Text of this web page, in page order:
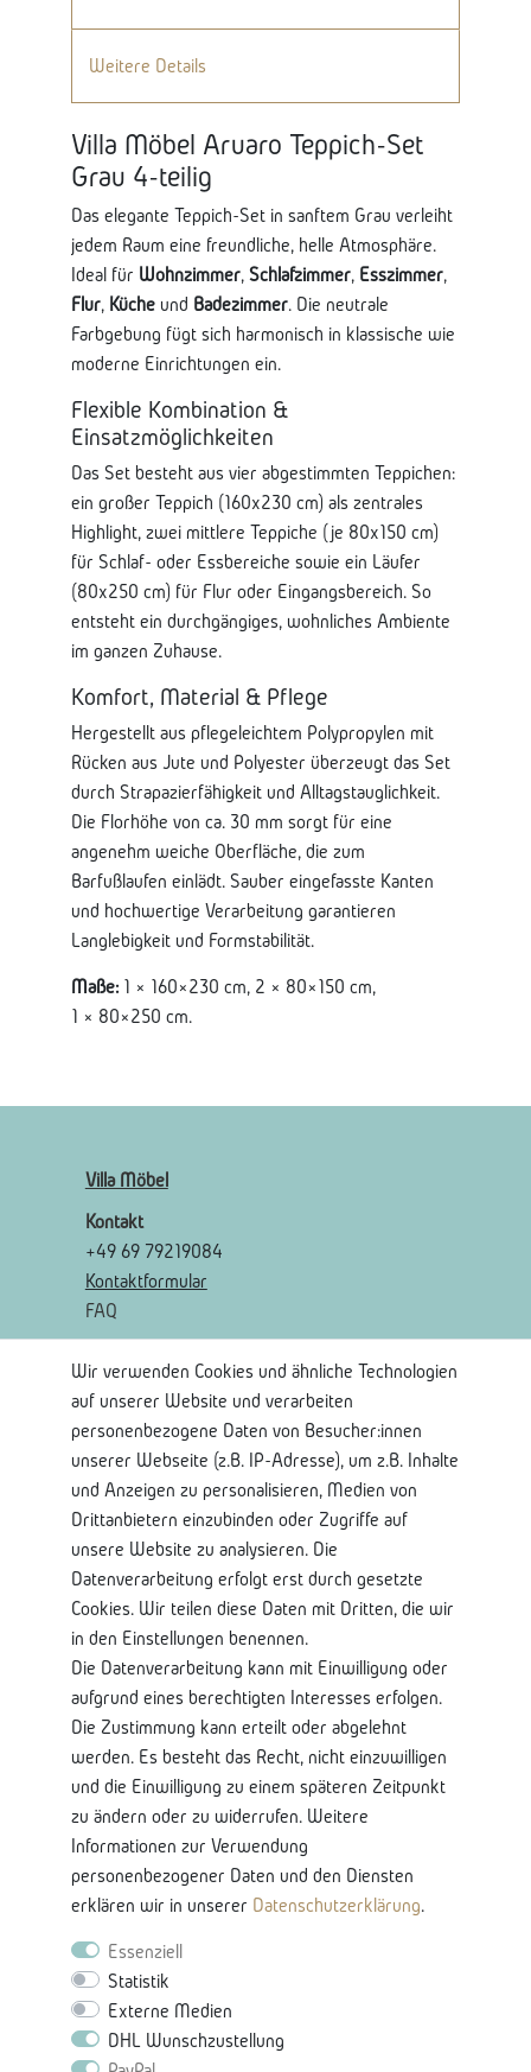
Weitere Details
Villa Möbel Aruaro Teppich-Set
Grau 4-teilig
Das elegante Teppich-Set in sanftem Grau verleiht
jedem Raum eine freundliche, helle Atmosphäre.
Ideal für Wohnzimmer, Schlafzimmer, Esszimmer,
Flur, Kücheund Badezimmer. Die neutrale
Farbgebung fügt sich harmonisch in klassische wie
moderne Einrichtungen ein.
Flexible Kombination &
Einsatzmöglichkeiten
Das Set besteht aus vier abgestimmten Teppichen:
ein großer Teppich (160x230 cm) als zentrales
Highlight, zwei mittlere Teppiche (je 80x150 cm)
für Schlaf- oder Essbereiche sowie ein Läufer
(80x250 cm) für Flur oder Eingangsbereich. So
entsteht ein durchgängiges, wohnliches Ambiente
im ganzen Zuhause.
Komfort, Material & Pflege
Hergestellt aus pflegeleichtem Polypropylen mit
Rücken aus Jute und Polyester überzeugt das Set
durch Strapazierfähigkeit und Alltagstauglichkeit.
Die Florhöhe von ca. 30 mm sorgt für eine
angenehm weiche Oberfläche, die zum
Barfußlaufen einlädt. Sauber eingefasste Kanten
und hochwertige Verarbeitung garantieren
Langlebigkeit und Formstabilität.
Maße:1 × 160×230 cm, 2 × 80×150 cm,
1 × 80×250 cm.
Villa Möbel
Kontakt
+49 69 79219084
Kontaktformular
FAQ
Rechtliches
Widerrufsrecht
Widerrufsformular
Impressum
Shop Service
Kontaktseite
Mein Konto
Über Uns
Lieferung und Retoure
Bankkontodaten
Nützliche Informationen
Glossar-Ratgeberinhalten
Produkteigenschaften & Pflege
Wir verwenden Cookies und ähnliche Technologien
auf unserer Website und verarbeiten
personenbezogene Daten von Besucher:innen
unserer Webseite (z.B. IP-Adresse), um z.B. Inhalte
und Anzeigen zu personalisieren, Medien von
Drittanbietern einzubinden oder Zugriffe auf
unsere Website zu analysieren. Die
Datenverarbeitung erfolgt erst durch gesetzte
Cookies. Wir teilen diese Daten mit Dritten, die wir
in den Einstellungen benennen.
Die Datenverarbeitung kann mit Einwilligung oder
aufgrund eines berechtigten Interesses erfolgen.
Die Zustimmung kann erteilt oder abgelehnt
werden. Es besteht das Recht, nicht einzuwilligen
und die Einwilligung zu einem späteren Zeitpunkt
zu ändern oder zu widerrufen. Weitere
Informationen zur Verwendung
personenbezogener Daten und den Diensten
erklären wir in unserer Daten­schutz­erklärung.
Essenziell
Statistik
Externe Medien
DHL Wunschzustellung